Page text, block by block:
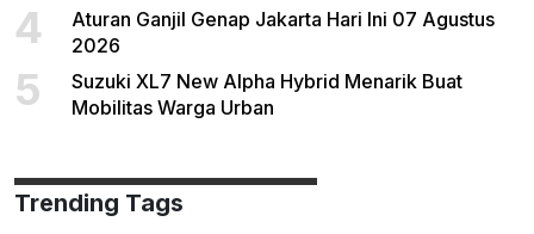
4
Aturan Ganjil Genap Jakarta Hari Ini 07 Agustus
2026
5
Suzuki XL7 New Alpha Hybrid Menarik Buat
Mobilitas Warga Urban
Trending Tags